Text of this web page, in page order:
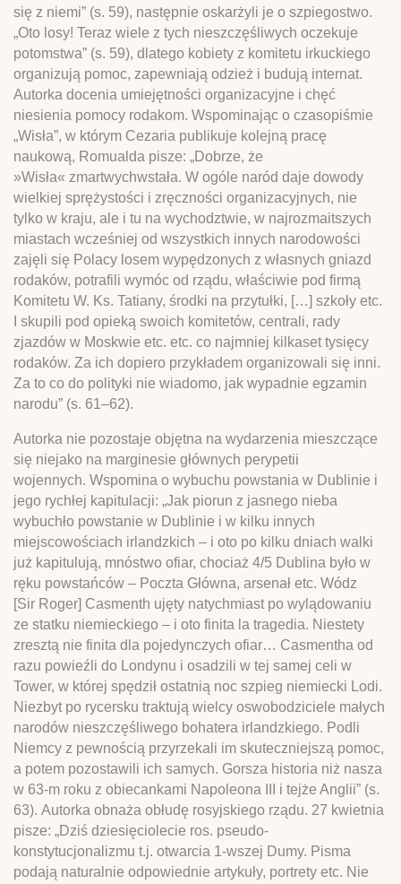
się z niemi” (s. 59), następnie oskarżyli je o szpiegostwo.
„Oto losy! Teraz wiele z tych nieszczęśliwych oczekuje
potomstwa” (s. 59), dlatego kobiety z komitetu irkuckiego
organizują pomoc, zapewniają odzież i budują internat.
Autorka docenia umiejętności organizacyjne i chęć
niesienia pomocy rodakom. Wspominając o czasopiśmie
„Wisła”, w którym Cezaria publikuje kolejną pracę
naukową, Romualda pisze: „Dobrze, że
»Wisła« zmartwychwstała. W ogóle naród daje dowody
wielkiej sprężystości i zręczności organizacyjnych, nie
tylko w kraju, ale i tu na wychodztwie, w najrozmaitszych
miastach wcześniej od wszystkich innych narodowości
zajęli się Polacy losem wypędzonych z własnych gniazd
rodaków, potrafili wymóc od rządu, właściwie pod firmą
Komitetu W. Ks. Tatiany, środki na przytułki, […] szkoły etc.
I skupili pod opieką swoich komitetów, centrali, rady
zjazdów w Moskwie etc. etc. co najmniej kilkaset tysięcy
rodaków. Za ich dopiero przykładem organizowali się inni.
Za to co do polityki nie wiadomo, jak wypadnie egzamin
narodu” (s. 61–62).
Autorka nie pozostaje objętna na wydarzenia mieszczące
się niejako na marginesie głównych perypetii
wojennych. Wspomina o wybuchu powstania w Dublinie i
jego rychłej kapitulacji: „Jak piorun z jasnego nieba
wybuchło powstanie w Dublinie i w kilku innych
miejscowościach irlandzkich – i oto po kilku dniach walki
już kapitulują, mnóstwo ofiar, chociaż 4/5 Dublina było w
ręku powstańców – Poczta Główna, arsenał etc. Wódz
[Sir Roger] Casmenth ujęty natychmiast po wylądowaniu
ze statku niemieckiego – i oto finita la tragedia. Niestety
zresztą nie finita dla pojedynczych ofiar… Casmentha od
razu powieźli do Londynu i osadzili w tej samej celi w
Tower, w której spędził ostatnią noc szpieg niemiecki Lodi.
Niezbyt po rycersku traktują wielcy oswobodziciele małych
narodów nieszczęśliwego bohatera irlandzkiego. Podli
Niemcy z pewnością przyrzekali im skuteczniejszą pomoc,
a potem pozostawili ich samych. Gorsza historia niż nasza
w 63-m roku z obiecankami Napoleona III i tejże Anglii” (s.
63). Autorka obnaża obłudę rosyjskiego rządu. 27 kwietnia
pisze: „Dziś dziesięciolecie ros. pseudo-
konstytucjonalizmu t.j. otwarcia 1-wszej Dumy. Pisma
podają naturalnie odpowiednie artykuły, portrety etc. Nie